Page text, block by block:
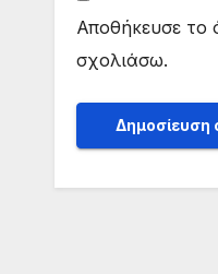
Αποθήκευσε το
σχολιάσω.